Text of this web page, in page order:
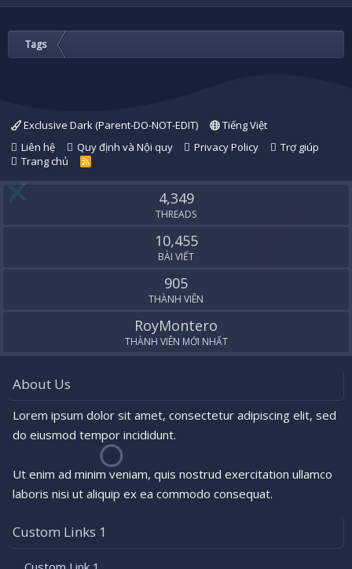
Tags
Exclusive Dark (Parent-DO-NOT-EDIT)
Tiếng Việt
Liên hệ
Quy định và Nội quy Privacy Policy
Trợ giúp
Trang chủ
R
S
4,349
THREADS
10,455
BÀI VIẾT
905
THÀNH VIÊN
RoyMontero
THÀNH VIÊN MỚI NHẤT
About Us
Lorem ipsum dolor sit amet, consectetur adipiscing elit, sed
do eiusmod tempor incididunt.
Ut enim ad minim veniam, quis nostrud exercitation ullamco
laboris nisi ut aliquip ex ea commodo consequat.
Custom Links 1